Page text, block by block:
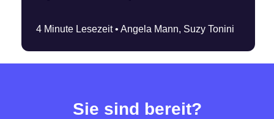
4 Minute Lesezeit • Angela Mann, Suzy Tonini
Sie sind bereit?